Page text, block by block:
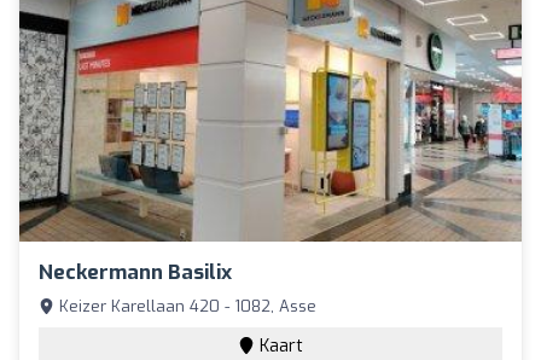
Neckermann Basilix
Keizer Karellaan 420 - 1082, Asse
Kaart